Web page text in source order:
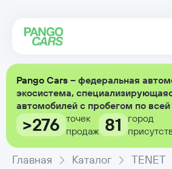
Pango Cars – федеральная
экосистема,
автомобилей с пробегом по
>276 точек
продаж 81
город
Главная Каталог TENET